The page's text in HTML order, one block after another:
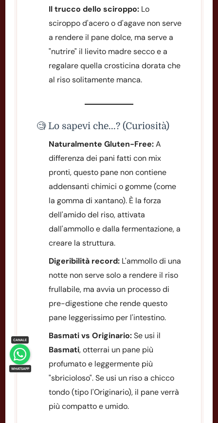
Il trucco dello sciroppo: Lo
sciroppo d'acero o d'agave non serve
a rendere il pane dolce, ma serve a
"nutrire" il lievito madre secco e a
regalare quella crosticina dorata che
al riso solitamente manca.
🧐 Lo sapevi che...? (Curiosità)
Naturalmente Gluten-Free:A
differenza dei pani fatti con mix
pronti, questo pane non contiene
addensanti chimici o gomme (come
la gomma di xantano). È la forza
dell'amido del riso, attivata
dall'ammollo e dalla fermentazione, a
creare la struttura.
Digeribilità record: L'ammollo di una
notte non serve solo a rendere il riso
frullabile, ma avvia un processo di
pre-digestione che rende questo
pane leggerissimo per l'intestino.
Basmati vs Originario:Se usi il
Basmati, otterrai un pane più
profumato e leggermente più
"sbricioloso". Se usi un riso a chicco
tondo (tipo l'Originario), il pane verrà
più compatto e umido.